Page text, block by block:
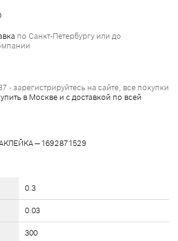
— 1692871529
0.3
0.03
300
по Санкт-Петербургу или до
- зарегистрируйтесь на сайте, все покупки
в Москве и с доставкой по всей